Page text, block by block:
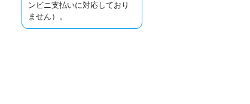
ンビニ支払いに対応しており
ません）。